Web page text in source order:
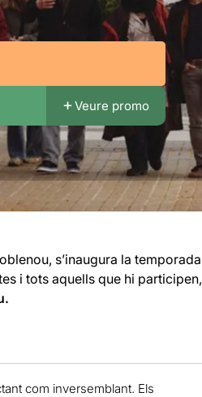
Veure promo
s’inaugura la temporada
i tots aquells que hi participen,
com inversemblant. Els